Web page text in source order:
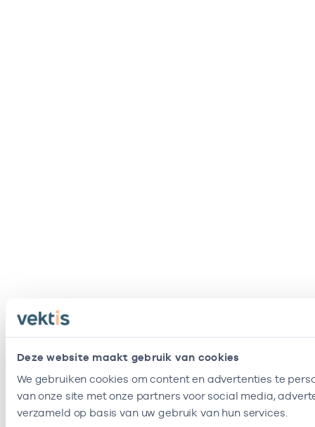
Deze website maakt gebruik van cookies
We gebruiken cookies om content en advertenties te
van onze site met onze partners voor social media,
verzameld op basis van uw gebruik van hun services.